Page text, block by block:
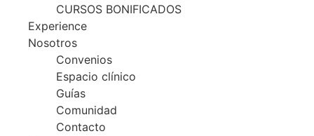
CURSOS BONIFICADOS
Experience
Nosotros
Convenios
Espacio clínico
Guías
Comunidad
Contacto